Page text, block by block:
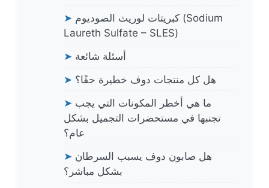
➤ كبريتات لوريث الصوديوم (Sodium
Laureth Sulfate – SLES)
➤ أسئلة شائعة
➤ هل كل منتجات دوف خطيرة حقًا؟
➤ ما هي أخطر المكونات التي يجب
تجنبها في مستحضرات التجميل بشكل
عام؟
➤ هل صابون دوف يسبب السرطان
بشكل مباشر؟